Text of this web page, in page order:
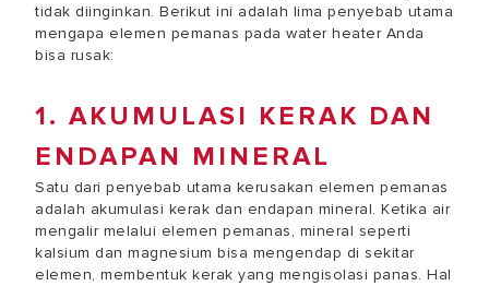
tidak diinginkan. Berikut ini adalah lima penyebab utama
mengapa elemen pemanas pada water heater Anda
bisa rusak:
1. AKUMULASI KERAK DAN
ENDAPAN MINERAL
Satu dari penyebab utama kerusakan elemen pemanas
adalah akumulasi kerak dan endapan mineral. Ketika air
mengalir melalui elemen pemanas, mineral seperti
kalsium dan magnesium bisa mengendap di sekitar
elemen, membentuk kerak yang mengisolasi panas. Hal